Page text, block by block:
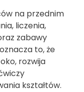
na przednim
liczenia,
zabawy
to, że
rozwija
kształtów.